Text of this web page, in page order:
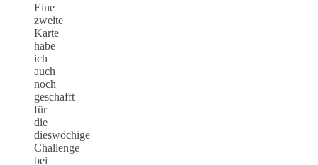
Eine
zweite
Karte
habe
ich
auch
noch
geschafft
für
die
dieswöchige
Challenge
bei